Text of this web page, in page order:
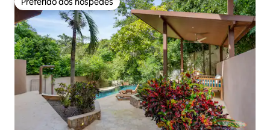
Preferido dos hóspedes